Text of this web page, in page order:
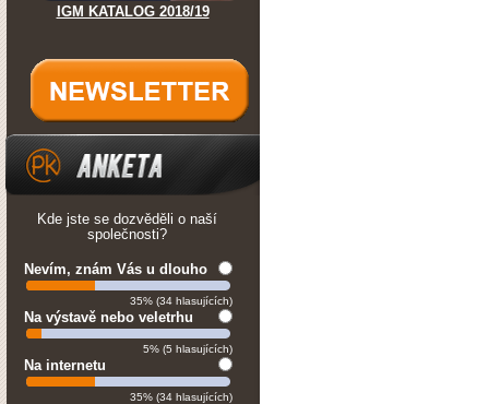
IGM KATALOG 2018/19
Kde jste se dozvěděli o naší
společnosti?
Nevím, znám Vás u dlouho
35% (34 hlasujících)
Na výstavě nebo veletrhu
5% (5 hlasujících)
Na internetu
35% (34 hlasujících)